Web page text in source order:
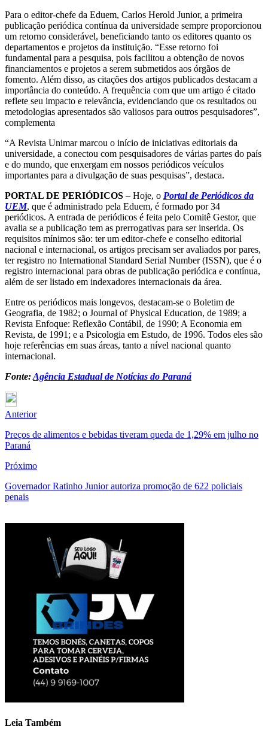
Para o editor-chefe da Eduem, Carlos Herold Junior, a primeira
publicação periódica contínua da universidade sempre proporcionou
um retorno considerável, beneficiando tanto os editores quanto os
departamentos e projetos da instituição. “Esse retorno foi
fundamental para a pesquisa, pois facilitou a obtenção de novos
financiamentos e projetos a serem submetidos aos órgãos de
fomento. Além disso, as citações dos artigos publicados destacam a
importância do conteúdo. A frequência com que um artigo é citado
reflete seu impacto e relevância, evidenciando que os resultados ou
metodologias apresentados são valiosos para outros pesquisadores”,
complementa
“A Revista Unimar marcou o início de iniciativas editoriais da
universidade, a conectou com pesquisadores de várias partes do país
e do mundo, que enxergam em nossos periódicos veículos
importantes para a divulgação de suas pesquisas”, destaca.
PORTAL DE PERIÓDICOS – Hoje, o Portal de Periódicos da
UEM, que é administrado pela Eduem, é formado por 34
periódicos. A entrada de periódicos é feita pelo Comitê Gestor, que
avalia se a publicação tem as prerrogativas para ser inserida. Os
requisitos mínimos são: ter um editor-chefe e conselho editorial
nacional e internacional, os artigos precisam ser avaliados por pares,
ter registro no International Standard Serial Number (ISSN), que é o
registro internacional para obras de publicação periódica e contínua,
além de ser listado em indexadores internacionais da área.
Entre os periódicos mais longevos, destacam-se o Boletim de
Geografia, de 1982; o Journal of Physical Education, de 1989; a
Revista Enfoque: Reflexão Contábil, de 1990; A Economia em
Revista, de 1991; e a Psicologia em Estudo, de 1996. Todos eles são
hoje referências em suas áreas, tanto a nível nacional quanto
internacional.
Fonte:Agência Estadual de Notícias do Paraná
Anterior
Preços de alimentos e bebidas tiveram queda de 1,29% em julho no
Paraná
Próximo
Governador Ratinho Junior autoriza promoção de 622 policiais
penais
Leia Também